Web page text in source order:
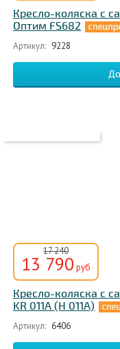
Кресло-коляска с
Оптим FS682
Артикул: 9228
17 240
13 790 руб
Кресло-коляска с
KR 011A (H 011A)
Артикул: 6406